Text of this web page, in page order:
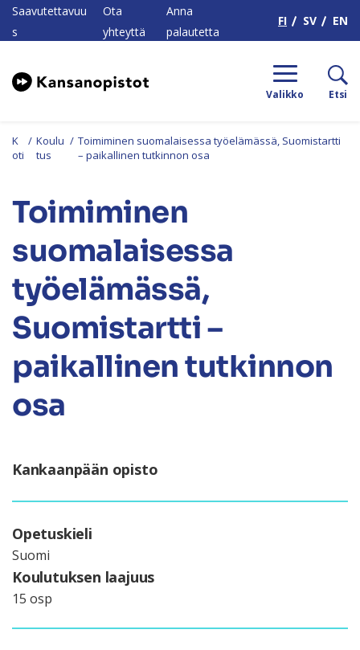
Saavutettavuu
s
Ota
yhteyttä
Anna
palautetta
FI SV EN
Valikko Etsi
K
oti
/ Koulu
tus
/ Toimiminen suomalaisessa työelämässä, Suomistartti
– paikallinen tutkinnon osa
Toimiminen
suomalaisessa
työelämässä,
Suomistartti –
paikallinen tutkinnon
osa
Kankaanpään opisto
Opetuskieli
Suomi
Koulutuksen laajuus
15 osp